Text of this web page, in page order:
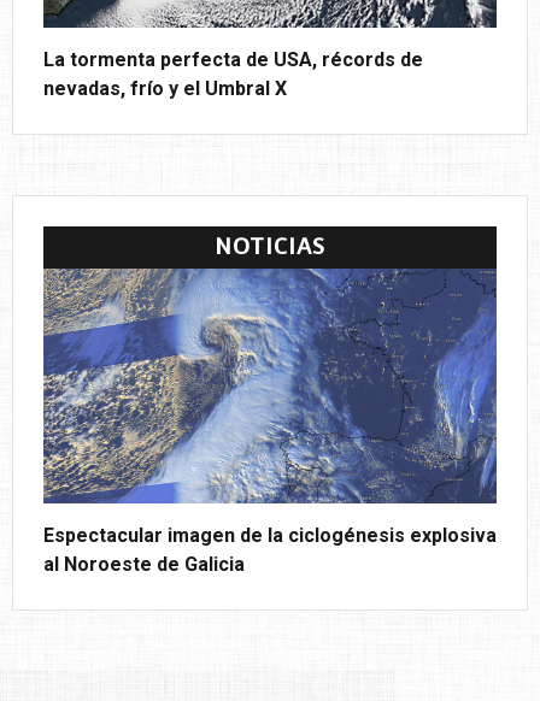
La tormenta perfecta de USA, récords de
nevadas, frío y el Umbral X
NOTICIAS
Espectacular imagen de la ciclogénesis explosiva
al Noroeste de Galicia